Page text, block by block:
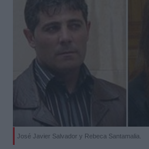
José Javier Salvador y Rebeca Santamalia.